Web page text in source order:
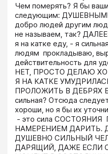
Чем померять? Я бы
следующим:
добро людей другим
не называем, так?
я на катке еду, - я
людям  прокладываю,
действительность для
НЕТ, ПРОСТО ДЕЛАЮ
Я НА КАТКЕ
ПРОЛОЖИТЬ В ДЕБРЯХ
сильная? Отсюда
хороши, но я бы их
НАМЕРЕНИЕМ ДАРИТЬ.
ДУШЕВНО СИЛЬНЫЙ
ДАРЯЩИЙ, ДАЖЕ ЕСЛИ